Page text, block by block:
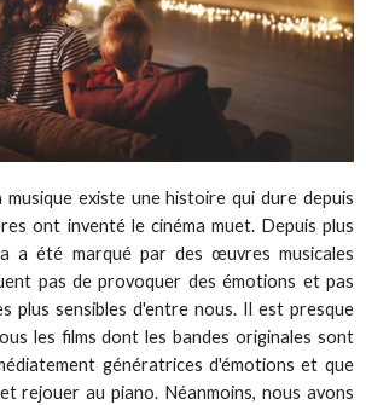
existe une histoire qui dure depuis
ont inventé le cinéma muet. Depuis plus
a été marqué par des œuvres musicales
pas de provoquer des émotions et pas
plus sensibles d'entre nous. Il est presque
les films dont les bandes originales sont
génératrices d'émotions et que
rejouer au piano. Néanmoins, nous avons